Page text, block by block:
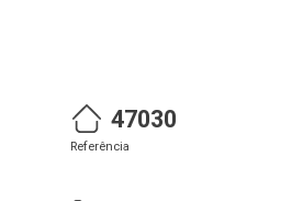
47030
Referência